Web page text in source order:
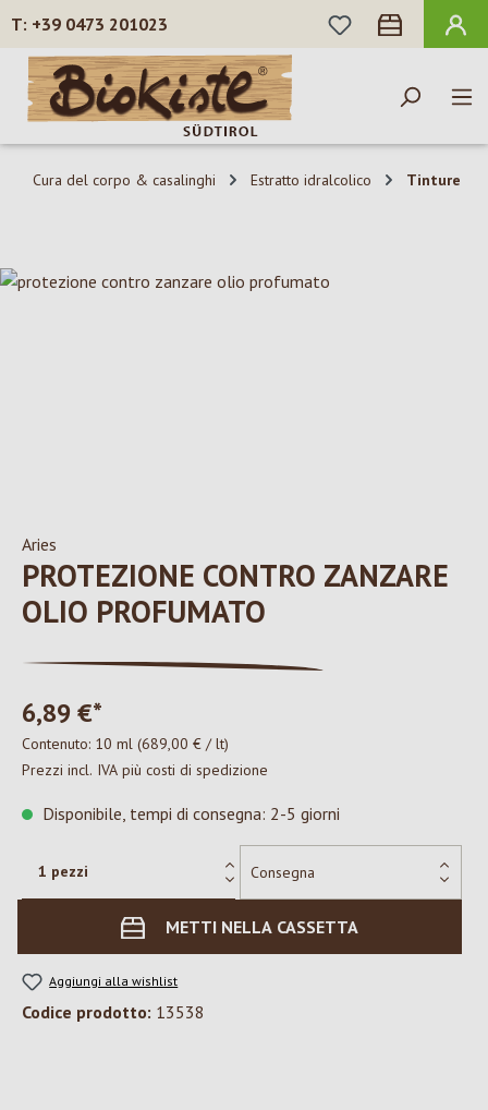
Passa al contenuto principale
+39 0473 201023
HAI 0 ARTICOLI
Cura del corpo & casalinghi Estratto idralcolico Tinture
Salta la galleria di immagini
Aries
PROTEZIONE CONTRO ZANZARE
OLIO PROFUMATO
6,89 €*
Contenuto: 10 ml (689,00 € / lt)
Prezzi incl. IVA più costi di spedizione
Disponibile, tempi di consegna: 2-5 giorni
METTI NELLA CASSETTA
Aggiungi alla wishlist
Codice prodotto: 13538